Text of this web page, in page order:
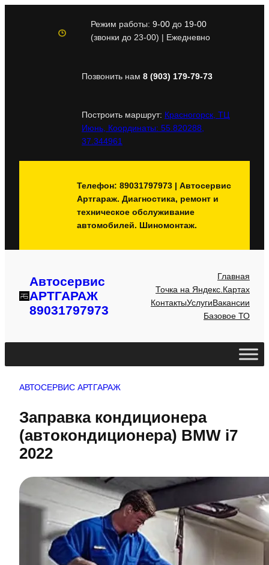
содержимому
Режим работы: 9-00до 19-00
(звонки до 23-00) | Ежедневно
Позвонить нам 8 (903) 179-79-73
Построить маршрут: Красногорск, ТЦ
Июнь, Координаты: 55.820288,
37.344961
Телефон: 89031797973 | Автосервис
Артгараж. Диагностика, ремонт и
техническое обслуживание
автомобилей. Шиномонтаж.
Автосервис
АРТГАРАЖ
89031797973
Главная
Точка на Яндекс.Картах
КонтактыУслугиВакансии
Базовое ТО
АВТОСЕРВИС АРТГАРАЖ
Заправка кондиционера
(автокондиционера) BMW i7
2022